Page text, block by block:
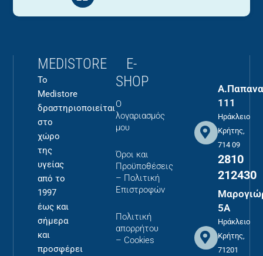
MEDISTORE
Το
Medistore
δραστηριοποιείται
στο
χώρο
της
υγείας
από το
1997
έως και
σήμερα
και
προσφέρει
E-
SHOP
Ο
λογαριασμός
μου
Όροι και
Προϋποθέσεις
– Πολιτική
Επιστροφών
Πολιτική
απορρήτου
– Cookies
111
Ηράκλειο
Κρήτης,
714 09
2810
212430
5Α
Ηράκλειο
Κρήτης,
71201